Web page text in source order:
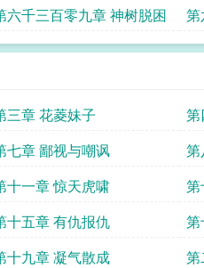
凰
六千三百零九章 神树脱困 第
三章 花菱妹子
第
七章 鄙视与嘲讽
第
十一章 惊天虎啸
第
十五章 有仇报仇
第
十九章 凝气散成
第